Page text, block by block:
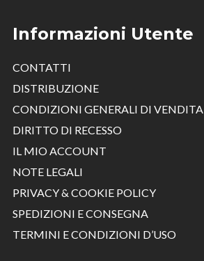
Informazioni Utente
CONTATTI
DISTRIBUZIONE
CONDIZIONI GENERALI DI VENDITA
DIRITTO DI RECESSO
IL MIO ACCOUNT
NOTE LEGALI
PRIVACY & COOKIE POLICY
SPEDIZIONI E CONSEGNA
TERMINI E CONDIZIONI D’USO